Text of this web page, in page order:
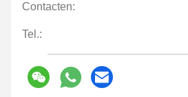
Contacten:
Tel.: